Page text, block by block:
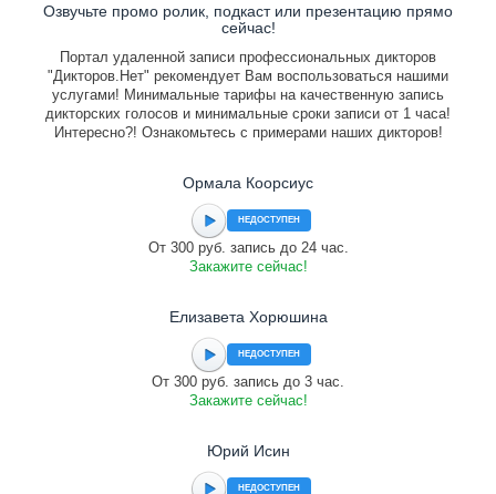
Озвучьте промо ролик, подкаст или презентацию прямо
сейчас!
Портал удаленной записи профессиональных дикторов
"Дикторов.Нет" рекомендует Вам воспользоваться нашими
услугами! Минимальные тарифы на качественную запись
дикторских голосов и минимальные сроки записи от 1 часа!
Интересно?! Ознакомьтесь с примерами наших дикторов!
Ормала Коорсиус
НЕДОСТУПЕН
От 300 руб. запись до 24 час.
Закажите сейчас!
Елизавета Хорюшина
НЕДОСТУПЕН
От 300 руб. запись до 3 час.
Закажите сейчас!
Юрий Исин
НЕДОСТУПЕН